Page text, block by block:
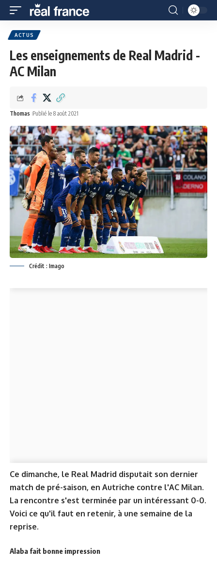
ACTUS
Les enseignements de Real Madrid -
AC Milan
Thomas Publié le 8 août 2021
Crédit : Imago
Ce dimanche, le Real Madrid disputait son dernier
match de pré-saison, en Autriche contre l'AC Milan.
La rencontre s'est terminée par un intéressant 0-0.
Voici ce qu'il faut en retenir, à une semaine de la
reprise.
Alaba fait bonne impression